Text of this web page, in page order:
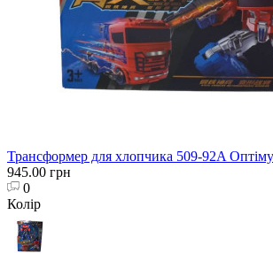
Трансформер для хлопчика 509-92A
945.00 грн
0
Колір